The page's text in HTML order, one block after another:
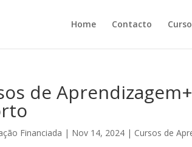
Home Contacto
de
Financiada | Nov 14, 2024 | Cursos de